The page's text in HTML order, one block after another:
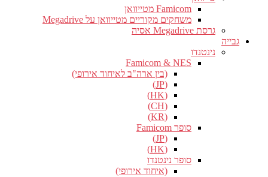
Famicom מטייוואן
משחקים מקוריים מטייוואן על Megadrive
גרסת Megadrive אסיה
גבייה
נינטנדו
Famicom & NES
(בין ארה"ב לאיחוד אירופי)
(JP)
(HK)
(CH)
(KR)
סופר Famicom
(JP)
(HK)
סופר נינטנדו
(איחוד אירופי)